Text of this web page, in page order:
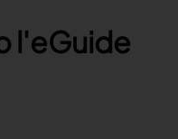
l'eGuide